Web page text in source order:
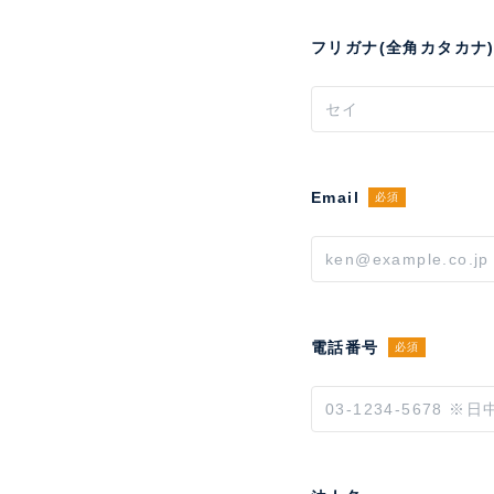
フリガナ(全角カタカナ)
Email 必須
電話番号 必須